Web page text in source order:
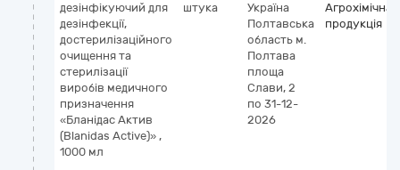
дезінфікуючий для
дезінфекції,
достерилізаційного
очищення та
стерилізації
виробів медичного
призначення
«Бланідас Актив
(Blanidas Active)» ,
1000 мл
штука
Україна
Полтавська
область м.
Полтава
площа
Слави, 2
по 31-12-
2026
Агрохімічна
продукція